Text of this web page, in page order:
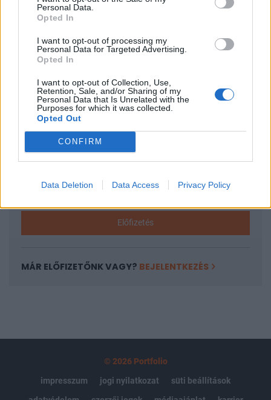
Personal Data.
Opted In
I want to opt-out of processing my
Personal Data for Targeted Advertising.
Opted In
I want to opt-out of Collection, Use,
Retention, Sale, and/or Sharing of my
Personal Data that Is Unrelated with the
Purposes for which it was collected.
Opted Out
CONFIRM
Data Deletion Data Access Privacy Policy
dollárt, 6 milliárddal volt magasabb, mint novemberben.
Bár a számok nem tűnnek fényesnek, de ha hozzátesszük,
A keresett cikk a portfolio.hu hírarchívumához
tartozik, melynek olvasása előfizetéses
regisztrációhoz kötött.
Az előfizetés a következőket tartalmazza:
Portfolio.hu teljes cikkarchívum
Előfizetés
MÁR ELŐFIZETŐNK VAGY? BEJELENTKEZÉS
© 2026 Portfolio
impresszum
jogi nyilatkozat
süti beállítások